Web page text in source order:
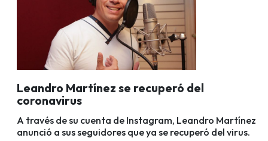
Leandro Martínez se recuperó del
coronavirus
A través de su cuenta de Instagram, Leandro Martínez
anunció a sus seguidores que ya se recuperó del virus.